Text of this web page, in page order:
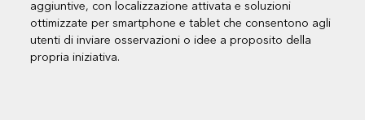
aggiuntive, con localizzazione attivata e soluzioni
ottimizzate per smartphone e tablet che consentono agli
utenti di inviare osservazioni o idee a proposito della
propria iniziativa.